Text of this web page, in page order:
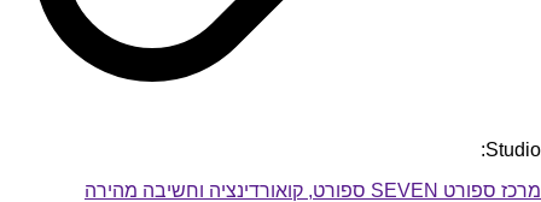
Studio:
מרכז ספורט SEVEN ספורט, קואורדינציה וחשיבה מהירה